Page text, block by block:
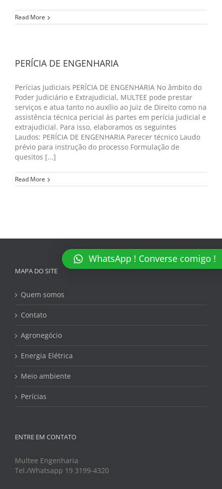
Read More
PERÍCIA DE ENGENHARIA
Perícias Judiciais PERÍCIA DE ENGENHARIA No âmbito do
Poder Judiciário e Extrajudicial, MULTEE pode prestar
serviços e atua tanto no auxílio ao Juiz de Direito como na
assistência técnica pericial às partes em perícia judicial e
extrajudicial. Para isso, elaboramos os seguintes
Laudos: PERÍCIA DE ENGENHARIA Parecer técnico Laudo
prévio para instrução do processo Formulação de
quesitos [...]
Read More
MAPA DO SITE
Quem somos
Contato
Agronegócio
Energia Elétrica
Meio ambiente
Perícias
ENTRE EM CONTATO
Multee Engenharia
Tel./Whatsapp 19 3199-4320
WhatsApp ! Converse comigo !